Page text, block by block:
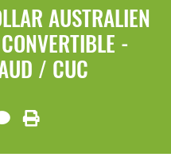
AUSTRALIEN
-
/ CUC